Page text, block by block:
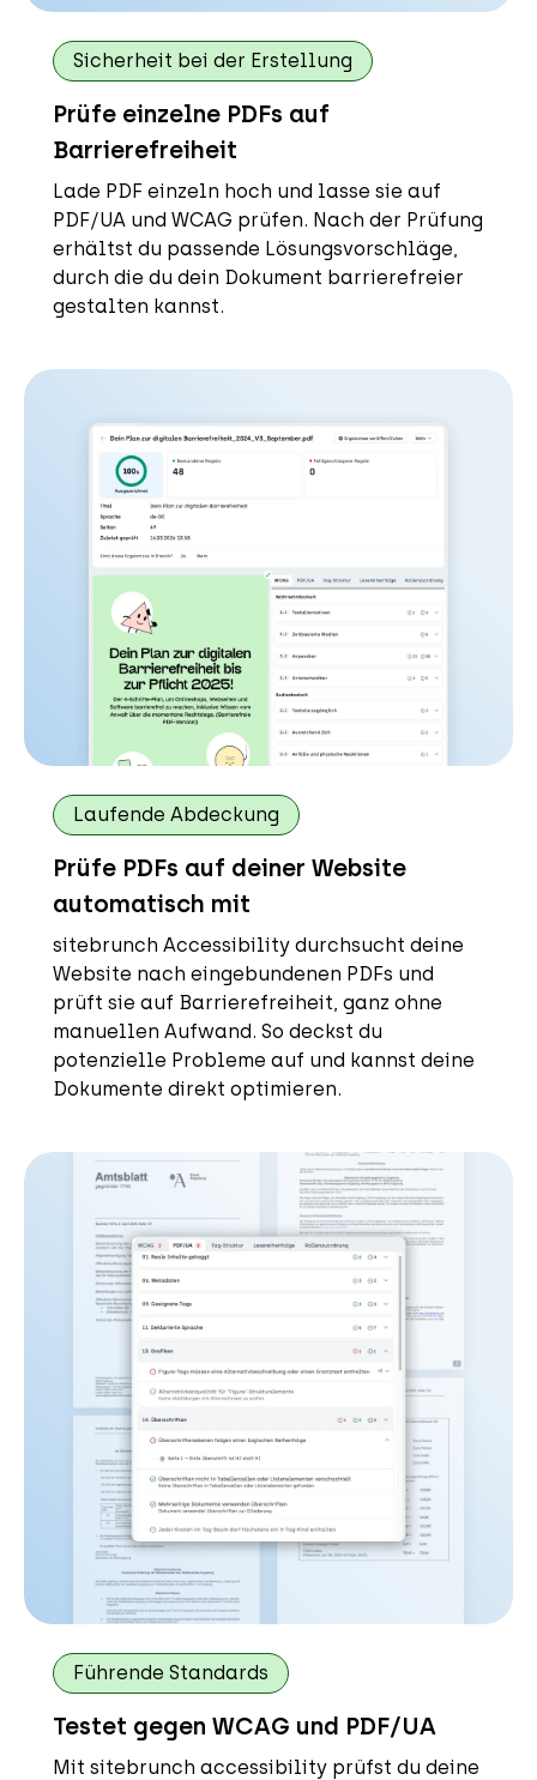
Prüfe einzelne PDFs auf
Barrierefreiheit
Sicherheit bei der Erstellung
Lade PDF einzeln hoch und lasse sie auf
PDF/UA und WCAG prüfen. Nach der Prüfung
erhältst du passende Lösungsvorschläge,
durch die du dein Dokument barrierefreier
gestalten kannst.
Prüfe PDFs auf deiner Website
automatisch mit
Laufende Abdeckung
sitebrunch Accessibility durchsucht deine
Website nach eingebundenen PDFs und
prüft sie auf Barrierefreiheit, ganz ohne
manuellen Aufwand. So deckst du
potenzielle Probleme auf und kannst deine
Dokumente direkt optimieren.
Testet gegen WCAG und PDF/UA
Führende Standards
Mit sitebrunch accessibility prüfst du deine